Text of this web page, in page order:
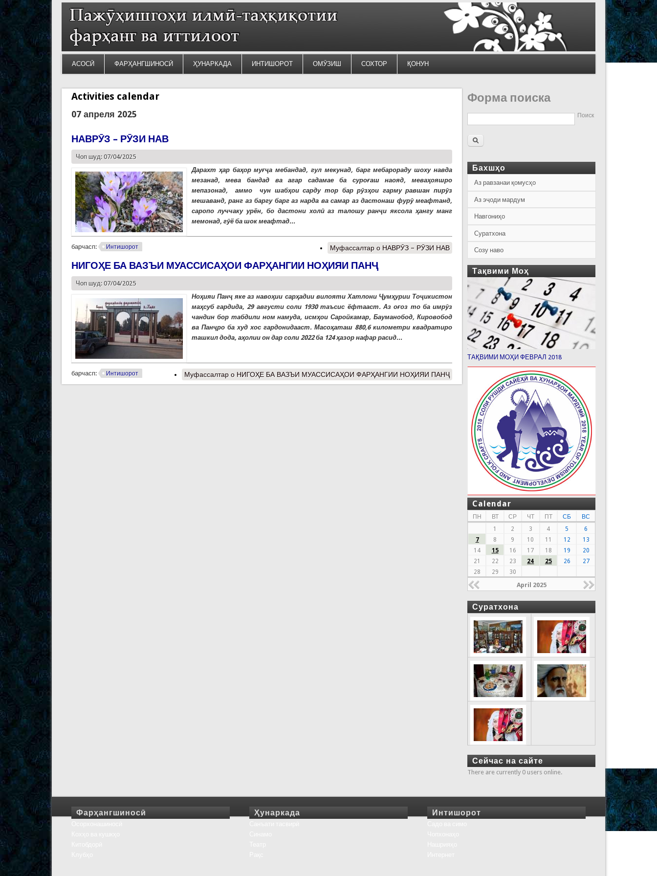
АСОСӢ ФАРҲАНГШИНОСӢ ҲУНАРКАДА ИНТИШОРОТ ОМӮЗИШ СОХТОР ҚОНУН
Activities calendar
07 апреля 2025
НАВРӮЗ – РӮЗИ НАВ
Чоп шуд: 07/04/2025
Дарахт ҳар баҳор муғҷа мебандад, гул мекунад, барг мебарораду шоху навда
мезанад, мева бандад ва агар садамае ба суроғаш наояд, меваҳояшро
мепазонад, аммо чун шабҳои сарду тор бар рӯзҳои гарму равшан пирӯз
мешаванд, ранг аз баргу барг аз нарда ва самар аз дастонаш фурӯ меафтанд,
саропо луччаку урён, бо дастони холӣ аз талошу ранҷи яксола ҳангу манг
мемонад, гӯё ба шок меафтад...
барчасп: Интишорот Муфассалтар о НАВРӮЗ – РӮЗИ НАВ
НИГОҲЕ БА ВАЗЪИ МУАССИСАҲОИ ФАРҲАНГИИ НОҲИЯИ ПАНҶ
Чоп шуд: 07/04/2025
Ноҳияи Панҷ яке аз навоҳии сарҳадии вилояти Хатлони Ҷумҳурии Тоҷикистон
маҳсуб гардида, 29 августи соли 1930 таъсис ёфтааст. Аз оғоз то ба имрӯз
чандин бор табдили ном намуда, исмҳои Саройкамар, Бауманобод, Кировобод
ва Панҷро ба худ хос гардонидааст. Масоҳаташ 880,6 километри квадратиро
ташкил дода, аҳолии он дар соли 2022 ба 124 ҳазор нафар расид...
барчасп: Интишорот Муфассалтар о НИГОҲЕ БА ВАЗЪИ МУАССИСАҲОИ ФАРҲАНГИИ НОҲИЯИ ПАНҶ
Форма поиска
Поиск
Бахшҳо
Аз равзанаи қомусҳо
Аз эҷоди мардум
Навгониҳо
Суратхона
Созу наво
Тақвими Моҳ
ТАҚВИМИ МОҲИ ФЕВРАЛ 2018
Calendar
ПН ВТ СР ЧТ ПТ СБ
ВС
1
2 3 4 5
6
7
8 9 10 11 12
13
14
15 16 17 18 19
20
21
22 23 24 25 26
27
28
29 30
April 2025
Суратхона
Сейчас на сайте
There are currently 0 users online.
Фарҳангшиносӣ Ҳунаркада Интишорот